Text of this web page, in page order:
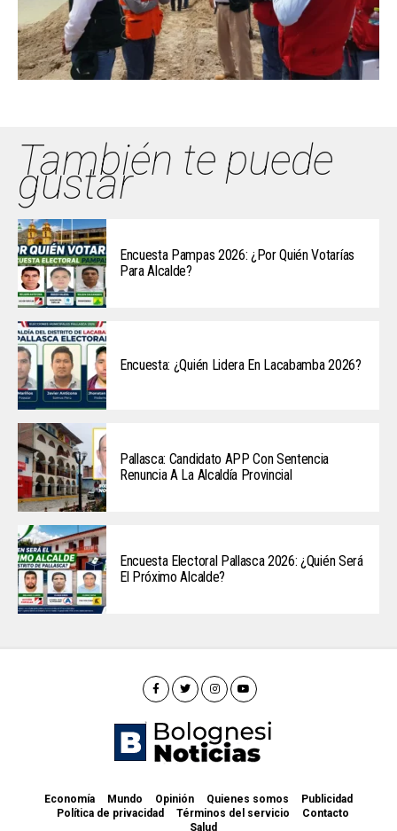
También te puede
gustar
Encuesta Pampas 2026: ¿Por Quién Votarías
Para Alcalde?
Encuesta: ¿Quién Lidera En Lacabamba 2026?
Pallasca: Candidato APP Con Sentencia
Renuncia A La Alcaldía Provincial
Encuesta Electoral Pallasca 2026: ¿Quién Será
El Próximo Alcalde?
Economía Mundo Opinión Quienes somos
Publicidad
Política de privacidad
Términos del servicio
Contacto
Salud